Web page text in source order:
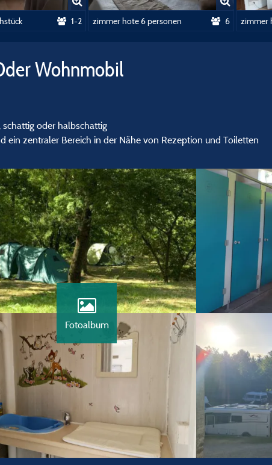
1-2 zimmer hote 6 personen 6
Wohnmobil
oder halbschattig
ein zentraler Bereich in der Nähe von Rezeption und Toiletten
Fotoalbum